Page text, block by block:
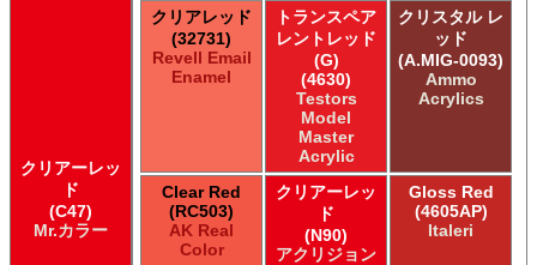
クリアーレッ
ド
(C47)
Mr.カラー
クリアレッド
(32731)
Revell Email
Enamel
トランスペア
レントレッド
(G)
(4630)
Testors
Model
Master
Acrylic
クリスタル レ
ッド
(A.MIG-0093)
Ammo
Acrylics
Clear Red
(RC503)
AK Real
Color
クリアーレッ
ド
(N90)
アクリジョン
Gloss Red
(4605AP)
Italeri